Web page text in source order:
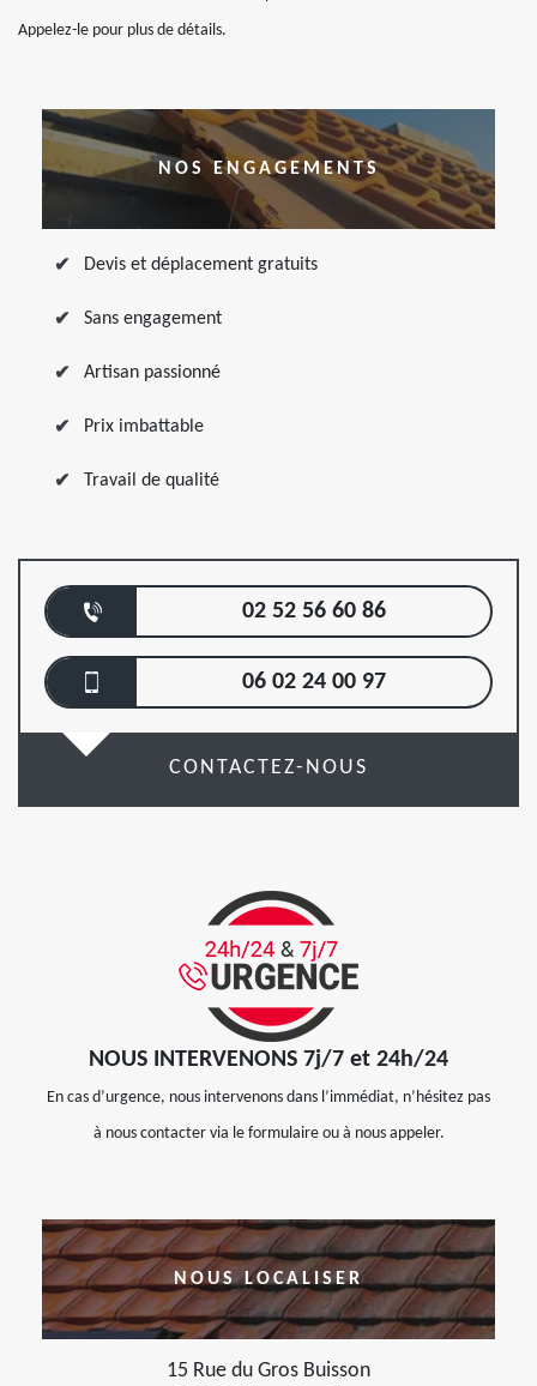
Appelez-le pour plus de détails.
NOS ENGAGEMENTS
Devis et déplacement gratuits
Sans engagement
Artisan passionné
Prix imbattable
Travail de qualité
02 52 56 60 86
06 02 24 00 97
CONTACTEZ-NOUS
NOUS INTERVENONS 7j/7 et 24h/24
En cas d’urgence, nous intervenons dans l’immédiat, n’hésitez pas
à nous contacter via le formulaire ou à nous appeler.
NOUS LOCALISER
15 Rue du Gros Buisson